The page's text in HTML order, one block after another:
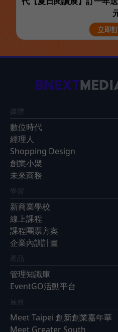
立即
媒體
數位時代
經理人
Shopping Design
創業小聚
未來商務
學習
新商業學校
線上課程
課程團票方案
企業內訓計畫
產品
管理知識庫
EventGO活動平台
展會
Meet Taipei 創新創業嘉年華
Meet Greater South